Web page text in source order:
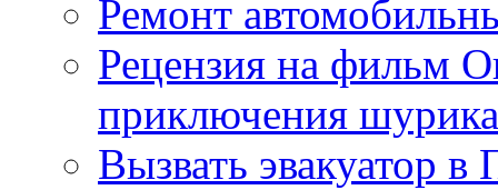
Ремонт
Рецензия на фильм
приключения шурика
Вызвать эвакуатор в